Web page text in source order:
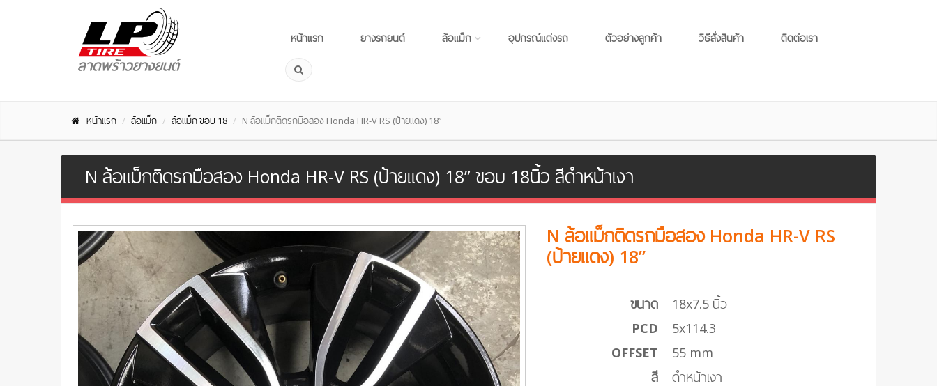
หน้าแรก ยางรถยนต์ ล้อแม็ก อุปกรณ์แต่งรถ ตัวอย่างลูกค้า วิธีสั่งสินค้า ติดต่อเรา
หน้าแรก ล้อแม็ก ล้อแม็ก ขอบ 18 N ล้อแม็กติดรถมือสอง Honda HR-V RS (ป้ายแดง) 18”
N ล้อแม็กติดรถมือสอง Honda HR-V RS (ป้ายแดง) 18” ขอบ 18นิ้ว สีดำหน้าเงา
N ล้อแม็กติดรถมือสอง Honda HR-V RS
(ป้ายแดง) 18”
ขนาด
18x7.5 นิ้ว
PCD
5x114.3
OFFSET
55 mm
สี
ดำหน้าเงา